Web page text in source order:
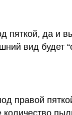
пяткой, да и
вид будет
правой